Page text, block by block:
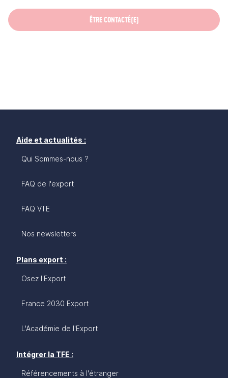
ÊTRE CONTACTÉ(E)
Aide et actualités :
Qui Sommes-nous ?
FAQ de l'export
FAQ V.I.E
Nos newsletters
Plans export :
Osez l'Export
France 2030 Export
L'Académie de l'Export
Intégrer la TFE :
Référencements à l'étranger